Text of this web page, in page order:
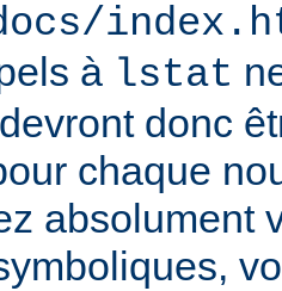
à lstat
donc
chaque
absolument